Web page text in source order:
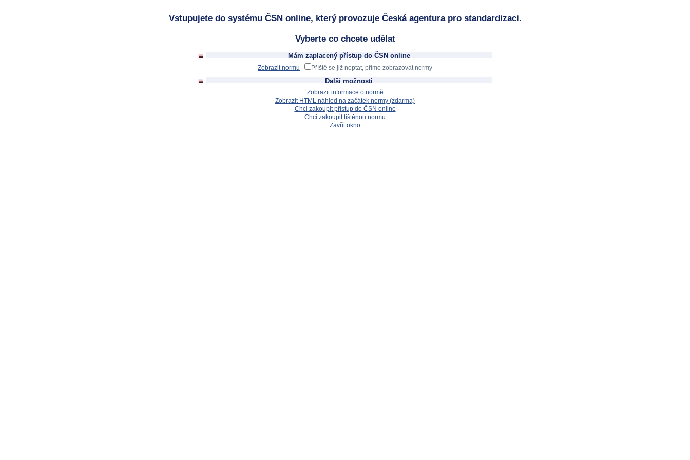
Vstupujete do systému ČSN online, který provozuje Česká agentura pro standardizaci.
Vyberte co chcete udělat
Mám zaplacený přístup do ČSN online
Zobrazit normu Příště se již neptat, přímo zobrazovat normy
Další možnosti
Zobrazit informace o normě
Zobrazit HTML náhled na začátek normy (zdarma)
Chci zakoupit přístup do ČSN online
Chci zakoupit tištěnou normu
Zavřít okno